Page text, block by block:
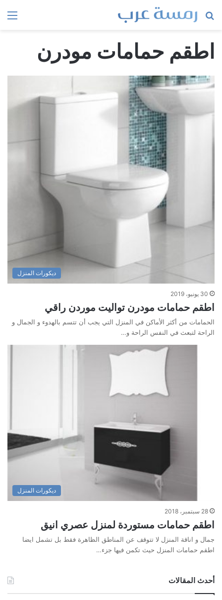
بحث
اطقم حمامات مودرن
ديكورات المنزل
30 يونيو، 2019
اطقم حمامات مودرن تواليت موردن راقي
الحمامات من أكثر الأماكن في المنزل التي يجب أن تتسم بالهدوء و الجمال و
الراحة لتبعث في النفس الراحة و…
ديكورات المنزل
28 سبتمبر، 2018
اطقم حمامات مستوردة لمنزل عصري انيق
جمال و اناقة المنزل لا تتوقف عن المناطق الظاهرة فقط بل تشمل ايضا
اطقم حمامات المنزل حيث تكمن فيها جزء…
أحدث المقالات